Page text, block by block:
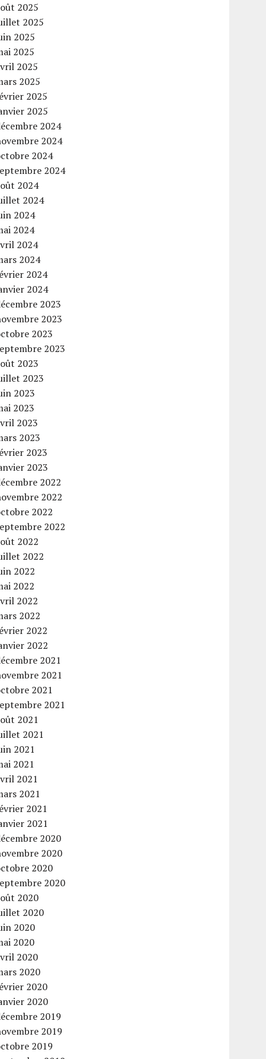
2025
2025
2025
2025
2025
2025
2025
2025
2024
2024
2024
2024
2024
2024
2024
2024
2024
2024
2024
2024
2023
2023
2023
2023
2023
2023
2023
2023
2023
2023
2023
2023
2022
2022
2022
2022
2022
2022
2022
2022
2022
2022
2022
2022
2021
2021
2021
2021
2021
2021
2021
2021
2021
2021
2021
2021
2020
2020
2020
2020
2020
2020
2020
2020
2020
2020
2020
2020
2019
2019
2019